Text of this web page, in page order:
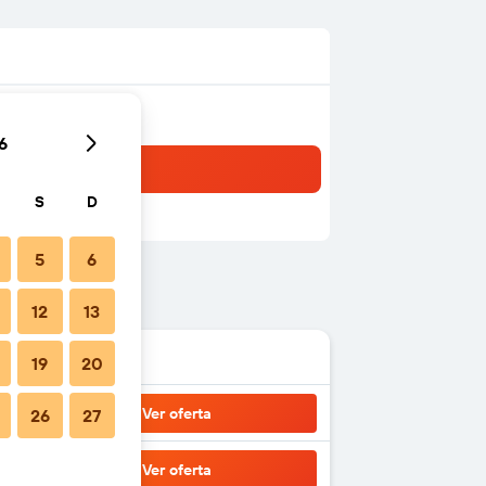
Ver oferta
Ver oferta
S D
5 6
12 13
19 20
26 27